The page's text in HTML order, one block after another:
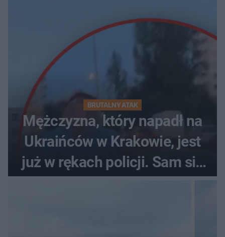
BRUTALNY ATAK
Mężczyzna, który napadł na
Ukraińców w Krakowie, jest
już w rękach policji. Sam się